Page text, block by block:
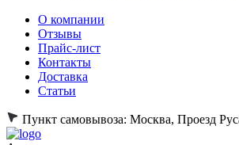
О компании
Отзывы
Прайс-лист
Контакты
Доставка
Статьи
Пункт самовывоза: Москва, Проезд